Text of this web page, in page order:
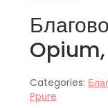
Opium,
Categories:
Ppure